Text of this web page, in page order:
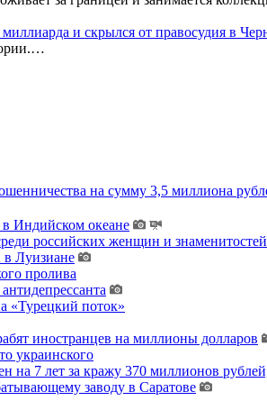
и скрылся от правосудия в
на сумму 3,5 миллиона
в Индийском океане
российских женщин и знаменитостей
в Луизиане
пролива
«Турецкий поток»
иностранцев на миллионы долларов
украинского
на 7 лет за кражу 370 миллионов
заводу в Саратове